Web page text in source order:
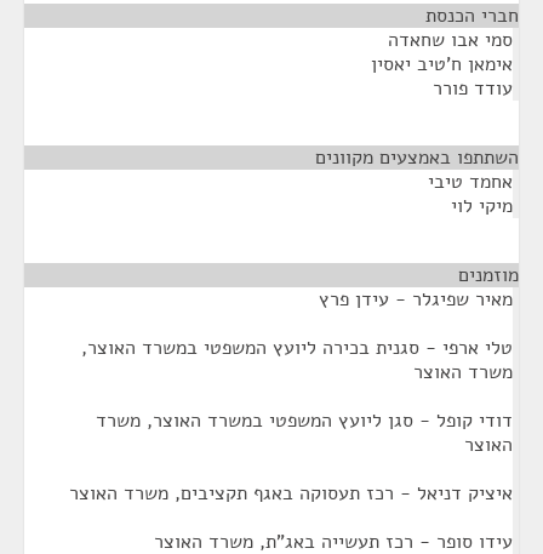
חברי הכנסת
סמי אבו שחאדה
אימאן ח'טיב יאסין
עודד פורר
השתתפו באמצעים מקוונים
אחמד טיבי
מיקי לוי
מוזמנים
מאיר שפיגלר - עידן פרץ
טלי ארפי - סגנית בכירה ליועץ המשפטי במשרד האוצר,
משרד האוצר
דודי קופל - סגן ליועץ המשפטי במשרד האוצר, משרד
האוצר
איציק דניאל - רכז תעסוקה באגף תקציבים, משרד האוצר
עידו סופר - רכז תעשייה באג"ת, משרד האוצר